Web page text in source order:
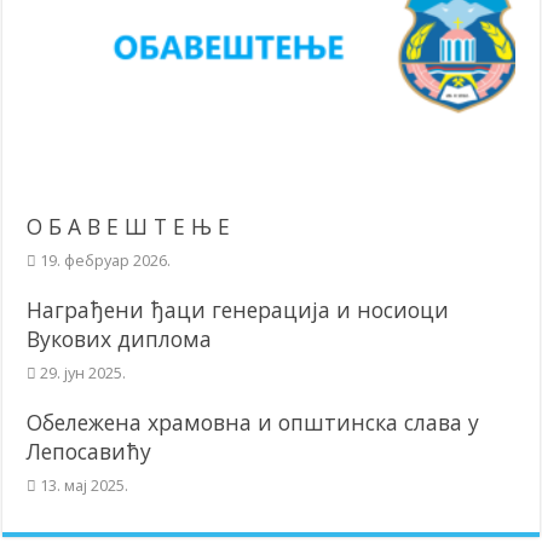
О Б А В Е Ш Т Е Њ Е
19. фебруар 2026.
Награђени ђаци генерација и носиоци
Вукових диплома
29. јун 2025.
Обележена храмовна и општинска слава у
Лепосавићу
13. мај 2025.